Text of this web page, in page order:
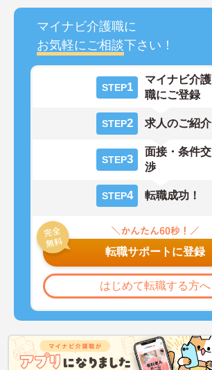
マイナビ介護職に
お気軽にご相談下さい！
STEP1
マイナビ介護
職にご登録
STEP2 求人のご紹介
STEP3
面接・条件交
渉
STEP4 転職成功！
転職サポートに登録
はじめて転職する方へ